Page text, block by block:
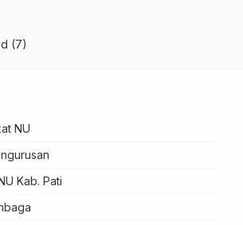
(7)
NU
Kab. Pati